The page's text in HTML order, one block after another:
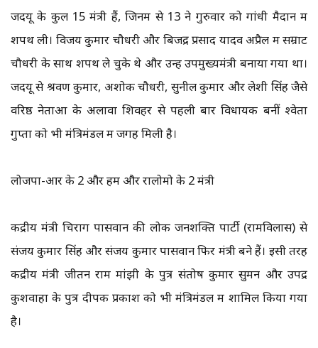
जदयू के कुल 15 मंत्री हैं, जिनमें से 13 ने गुरुवार को गांधी मैदान में
शपथ ली। विजय कुमार चौधरी और बिजेंद्र प्रसाद यादव अप्रैल में सम्राट
चौधरी के साथ शपथ ले चुके थे और उन्हें उपमुख्यमंत्री बनाया गया था।
जदयू से श्रवण कुमार, अशोक चौधरी, सुनील कुमार और लेशी सिंह जैसे
वरिष्ठ नेताओं के अलावा शिवहर से पहली बार विधायक बनीं श्वेता
गुप्ता को भी मंत्रिमंडल में जगह मिली है।
लोजपा-आर के 2 और हम और रालोमो के 2 मंत्री
केंद्रीय मंत्री चिराग पासवान की लोक जनशक्ति पार्टी (रामविलास) से
संजय कुमार सिंह और संजय कुमार पासवान फिर मंत्री बने हैं। इसी तरह
केंद्रीय मंत्री जीतन राम मांझी के पुत्र संतोष कुमार सुमन और उपेंद्र
कुशवाहा के पुत्र दीपक प्रकाश को भी मंत्रिमंडल में शामिल किया गया
है।